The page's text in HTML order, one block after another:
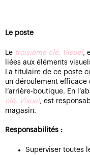
Le poste
Le troisième clé, Visuel,
liées aux éléments
La titulaire de ce poste
un déroulement efficace
l’arrière-boutique. En
clé, Visuel, est
magasin.
Responsabilités :
Superviser toutes